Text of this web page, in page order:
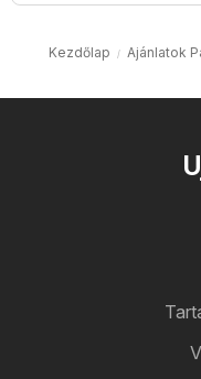
Kezdőlap Ajánlatok